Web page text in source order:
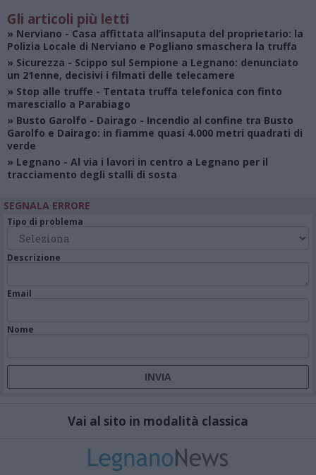
Gli articoli più letti
» Nerviano - Casa affittata all’insaputa del proprietario: la
Polizia Locale di Nerviano e Pogliano smaschera la truffa
» Sicurezza - Scippo sul Sempione a Legnano: denunciato
un 21enne, decisivi i filmati delle telecamere
» Stop alle truffe - Tentata truffa telefonica con finto
maresciallo a Parabiago
» Busto Garolfo - Dairago - Incendio al confine tra Busto
Garolfo e Dairago: in fiamme quasi 4.000 metri quadrati di
verde
» Legnano - Al via i lavori in centro a Legnano per il
tracciamento degli stalli di sosta
SEGNALA ERRORE
Tipo di problema
Descrizione
Email
Nome
Vai al sito in modalità classica